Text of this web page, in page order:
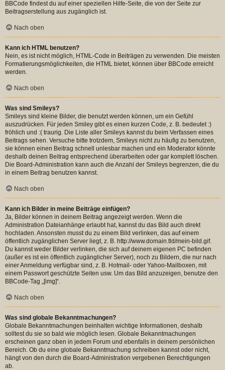
BBCode findest du auf einer speziellen Hilfe-Seite, die von der Seite zur
Beitragserstellung aus zugänglich ist.
Nach oben
Kann ich HTML benutzen?
Nein, es ist nicht möglich, HTML-Code in Beiträgen zu verwenden. Die meisten
Formatierungsmöglichkeiten, die HTML bietet, können über BBCode erreicht
werden.
Nach oben
Was sind Smileys?
Smileys sind kleine Bilder, die benutzt werden können, um ein Gefühl
auszudrücken. Für jeden Smiley gibt es einen kurzen Code, z. B. bedeutet :)
fröhlich und :( traurig. Die Liste aller Smileys kannst du beim Verfassen eines
Beitrags sehen. Versuche bitte trotzdem, Smileys nicht zu häufig zu benutzen,
sie können einen Beitrag schnell unlesbar machen und ein Moderator könnte
deshalb deinen Beitrag entsprechend überarbeiten oder gar komplett löschen.
Die Board-Administration kann auch die Anzahl der Smileys begrenzen, die du
in einem Beitrag benutzen kannst.
Nach oben
Kann ich Bilder in meine Beiträge einfügen?
Ja, Bilder können in deinem Beitrag angezeigt werden. Wenn die
Administration Dateianhänge erlaubt hat, kannst du das Bild auch direkt
hochladen. Ansonsten musst du zu einem Bild verlinken, das auf einem
öffentlich zugänglichen Server liegt, z. B. http://www.domain.tld/mein-bild.gif.
Du kannst weder Bilder verlinken, die sich auf deinem eigenen PC befinden
(außer es ist ein öffentlich zugänglicher Server), noch zu Bildern, die nur nach
einer Anmeldung verfügbar sind, z. B. Hotmail- oder Yahoo-Mailboxen, mit
einem Passwort geschützte Seiten usw. Um das Bild anzuzeigen, benutze den
BBCode-Tag „[img]“.
Nach oben
Was sind globale Bekanntmachungen?
Globale Bekanntmachungen beinhalten wichtige Informationen, deshalb
solltest du sie so bald wie möglich lesen. Globale Bekanntmachungen
erscheinen ganz oben in jedem Forum und ebenfalls in deinem persönlichen
Bereich. Ob du eine globale Bekanntmachung schreiben kannst oder nicht,
hängt von den durch die Board-Administration vergebenen Berechtigungen
ab.